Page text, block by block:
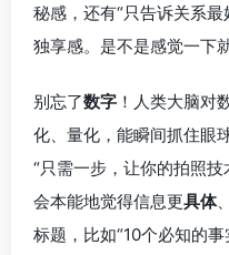
秘感，还有“只告诉关系
独享感。是不是感觉一下
别忘了数字 ！人类大脑对
化、量化，能瞬间抓住眼
“只需一步，让你的拍照
会本能地觉得信息更具体
标题，比如“10个必知的